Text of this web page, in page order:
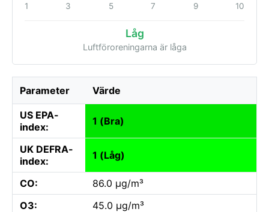
1 3 5 7 9 10
Låg
Luftföroreningarna är låga
Parameter Värde
US EPA-
index:
1 (Bra)
UK DEFRA-
index:
1 (Låg)
CO:
86.0 µg/m³
O3:
45.0 µg/m³